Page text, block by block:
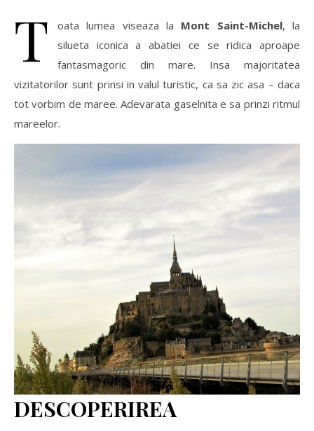
T oata lumea viseaza la Mont Saint-Michel, la
silueta iconica a abatiei ce se ridica aproape
fantasmagoric din mare. Insa majoritatea
vizitatorilor sunt prinsi in valul turistic, ca sa zic asa – daca
tot vorbim de maree. Adevarata gaselnita e sa prinzi ritmul
mareelor.
DESCOPERIREA